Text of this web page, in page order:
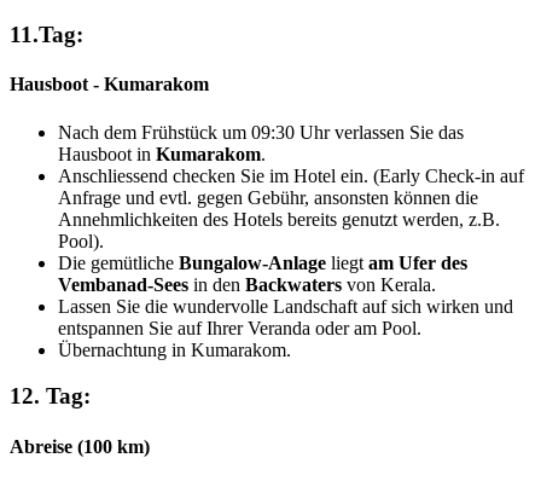
11.Tag:
Hausboot - Kumarakom
Nach dem Frühstück um 09:30 Uhr verlassen Sie das
Hausboot in Kumarakom.
Anschliessend checken Sie im Hotel ein. (Early Check-in auf
Anfrage und evtl. gegen Gebühr, ansonsten können die
Annehmlichkeiten des Hotels bereits genutzt werden, z.B.
Pool).
Die gemütliche Bungalow-Anlage liegt am Ufer des
Vembanad-Sees in den Backwaters von Kerala.
Lassen Sie die wundervolle Landschaft auf sich wirken und
entspannen Sie auf Ihrer Veranda oder am Pool.
Übernachtung in Kumarakom.
12. Tag:
Abreise (100 km)